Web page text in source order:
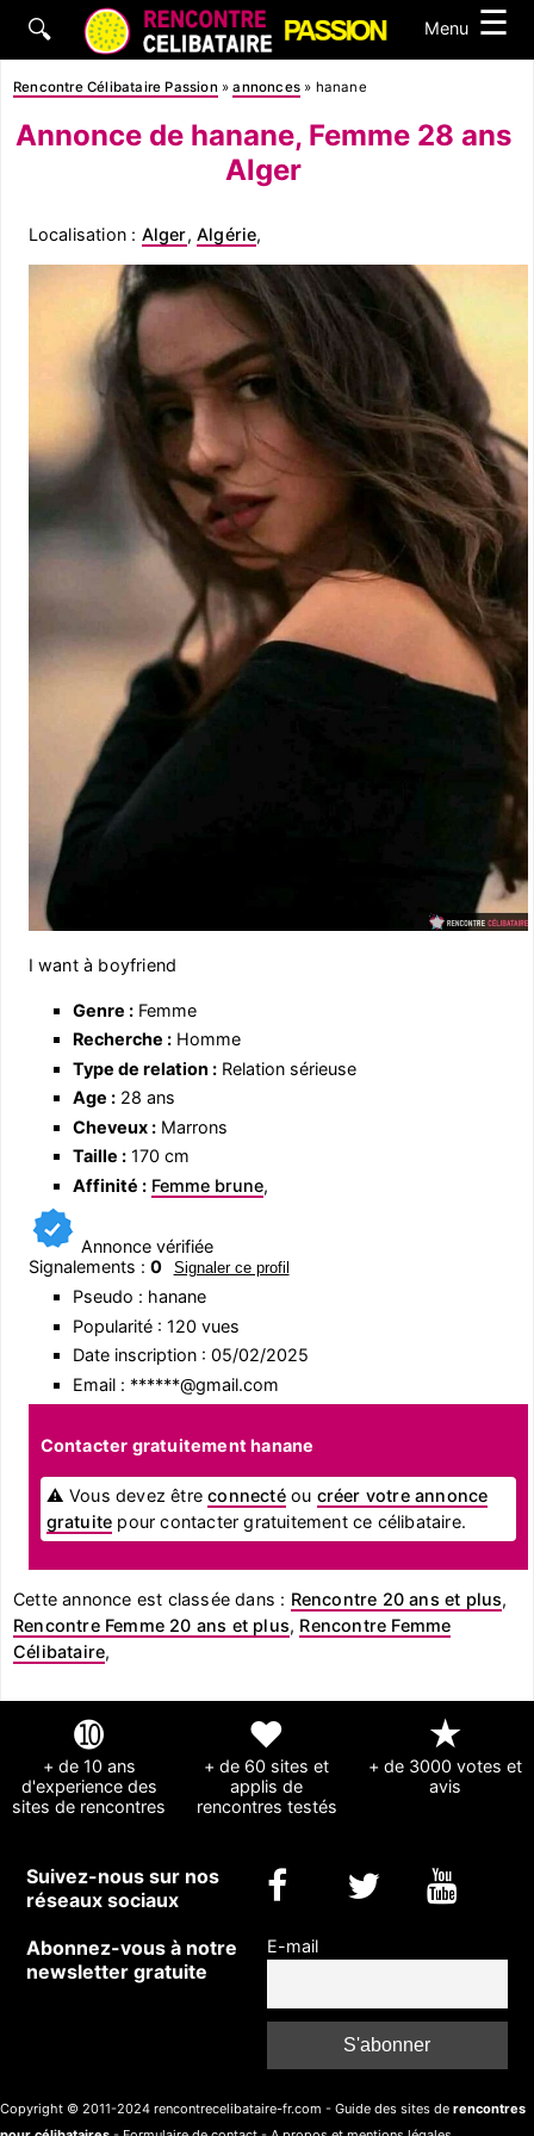
🔍 Menu ☰
Rencontre Célibataire Passion »annonces » hanane
Annonce de hanane, Femme 28 ans
Alger
Localisation : Alger, Algérie,
I want à boyfriend
Genre :Femme
Recherche :Homme
Type de relation :Relation sérieuse
Age :28 ans
Cheveux :Marrons
Taille :170 cm
Affinité : Femme brune,
Annonce vérifiée
Signalements : 0 Signaler ce profil
Pseudo : hanane
Popularité : 120 vues
Date inscription : 05/02/2025
Email : ******@gmail.com
Contacter gratuitement hanane
⚠ Vous devez êtreconnectéou créer votre annonce
gratuite pour contacter gratuitement ce célibataire.
Cette annonce est classée dans : Rencontre 20 ans et plus,
Rencontre Femme 20 ans et plus, Rencontre Femme
Célibataire,
➓
+ de 10 ans
d'experience des
sites de rencontres
❤
+ de 60 sites et
applis de
rencontres testés
★
+ de 3000 votes et
avis
Suivez-nous sur nos
réseaux sociaux
Abonnez-vous à notre
newsletter gratuite
E-mail
Copyright © 2011-2024 rencontrecelibataire-fr.com - Guide des sites de rencontres